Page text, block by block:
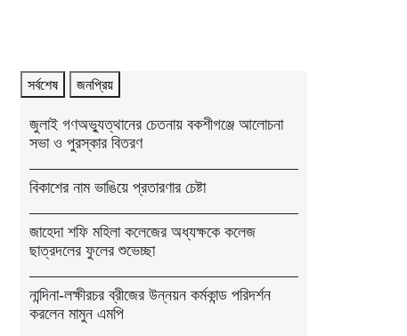
সর্বশেষ জনপ্রিয়
জুলাই গণঅভ্যুত্থানের চেতনায় বকশীগঞ্জে আলোচনা
সভা ও পুরস্কার বিতরণ
বিকাশের নাম ভাঙিয়ে প্রতারণার চেষ্টা
জাহেদা শফি মহিলা কলেজের অধ্যক্ষকে কলেজ
ছাত্রদলের ফুলের শুভেচ্ছা
নান্দিনা-লক্ষীরচর ব্রীজের উন্নয়ন কর্মকান্ড পরিদর্শন
করলেন মামুন এমপি